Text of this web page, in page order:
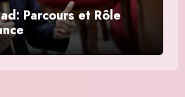
Parcours et Rôle